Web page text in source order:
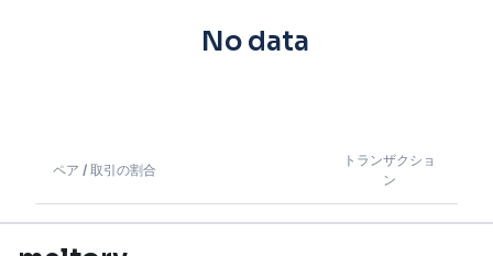
No data
ペア / 取引の割合
トランザクショ
ン